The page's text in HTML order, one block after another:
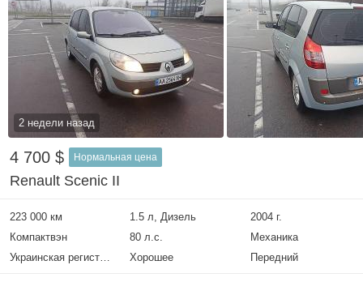
2 недели назад
4 700 $ Нормальная цена
Renault Scenic II
223 000 км 1.5 л, Дизель
2004 г.
Компактвэн
80 л.с.
Механика
Украинская регистрация
Хорошее Передний